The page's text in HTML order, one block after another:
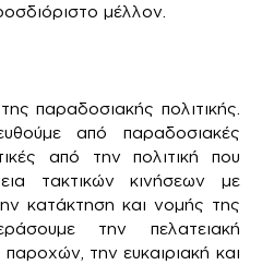
μέλλον.
παραδοσιακής πολιτικής.
από παραδοσιακές
από την πολιτική που
τακτικών κινήσεων με
κατάκτηση και νομής της
την πελατειακή
την ευκαιριακή και